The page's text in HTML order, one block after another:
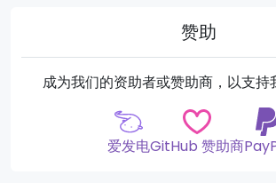
赞助
成为我们的资助者或赞助商，以支持
爱发电GitHub 赞助商